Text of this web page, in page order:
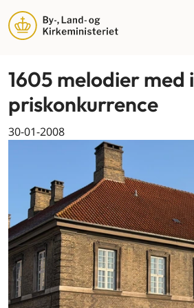
1605 melodier med i
priskonkurrence
30-01-2008